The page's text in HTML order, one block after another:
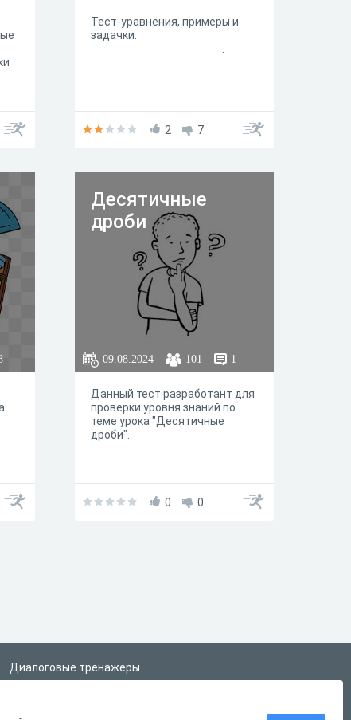
Тест-уравнения, примеры и
задачки.
2 7
Десятичные
дроби
09.08.2024 101 1
Данный тест разработант для
проверки уровня знаний по
теме урока "Десятичные
дроби".
0 0
Диалоговые тренажёры